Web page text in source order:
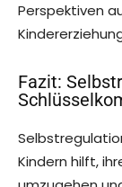
Perspektiven
Fazit:
Kindern hilft,